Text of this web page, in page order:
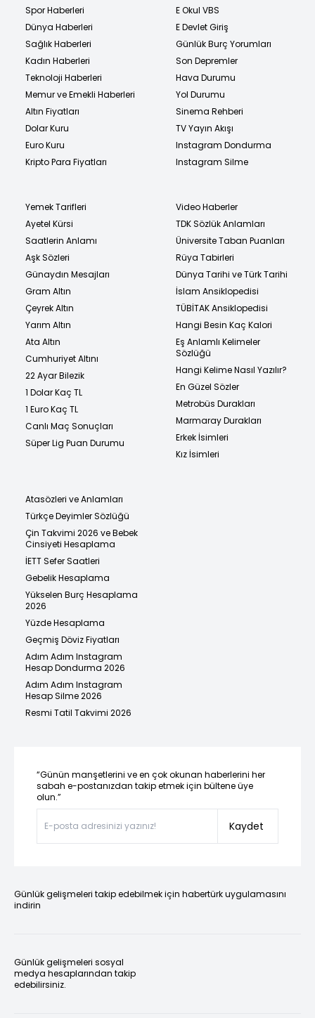
Spor Haberleri
Dünya Haberleri
Sağlık Haberleri
Kadın Haberleri
Teknoloji Haberleri
Memur ve Emekli Haberleri
Altın Fiyatları
Dolar Kuru
Euro Kuru
Kripto Para Fiyatları
E Okul VBS
E Devlet Giriş
Günlük Burç Yorumları
Son Depremler
Hava Durumu
Yol Durumu
Sinema Rehberi
TV Yayın Akışı
Instagram Dondurma
Instagram Silme
Yemek Tarifleri
Ayetel Kürsi
Saatlerin Anlamı
Aşk Sözleri
Günaydın Mesajları
Gram Altın
Çeyrek Altın
Yarım Altın
Ata Altın
Cumhuriyet Altını
22 Ayar Bilezik
1 Dolar Kaç TL
1 Euro Kaç TL
Canlı Maç Sonuçları
Süper Lig Puan Durumu
Video Haberler
TDK Sözlük Anlamları
Üniversite Taban Puanları
Rüya Tabirleri
Dünya Tarihi ve Türk Tarihi
İslam Ansiklopedisi
TÜBİTAK Ansiklopedisi
Hangi Besin Kaç Kalori
Eş Anlamlı Kelimeler
Sözlüğü
Hangi Kelime Nasıl Yazılır?
En Güzel Sözler
Metrobüs Durakları
Marmaray Durakları
Erkek İsimleri
Kız İsimleri
Atasözleri ve Anlamları
Türkçe Deyimler Sözlüğü
Çin Takvimi 2026 ve Bebek
Cinsiyeti Hesaplama
İETT Sefer Saatleri
Gebelik Hesaplama
Yükselen Burç Hesaplama
2026
Yüzde Hesaplama
Geçmiş Döviz Fiyatları
Adım Adım Instagram
Hesap Dondurma 2026
Adım Adım Instagram
Hesap Silme 2026
Resmi Tatil Takvimi 2026
“Günün manşetlerini ve en çok okunan haberlerini her
sabah e-postanızdan takip etmek için bültene üye
olun.”
Kaydet
Günlük gelişmeleri takip edebilmek için habertürk uygulamasını
indirin
Günlük gelişmeleri sosyal
medya hesaplarından takip
edebilirsiniz.